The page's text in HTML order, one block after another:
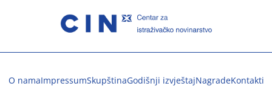
O namaImpressumSkupštinaGodišnji izvještajNagradeKontakti